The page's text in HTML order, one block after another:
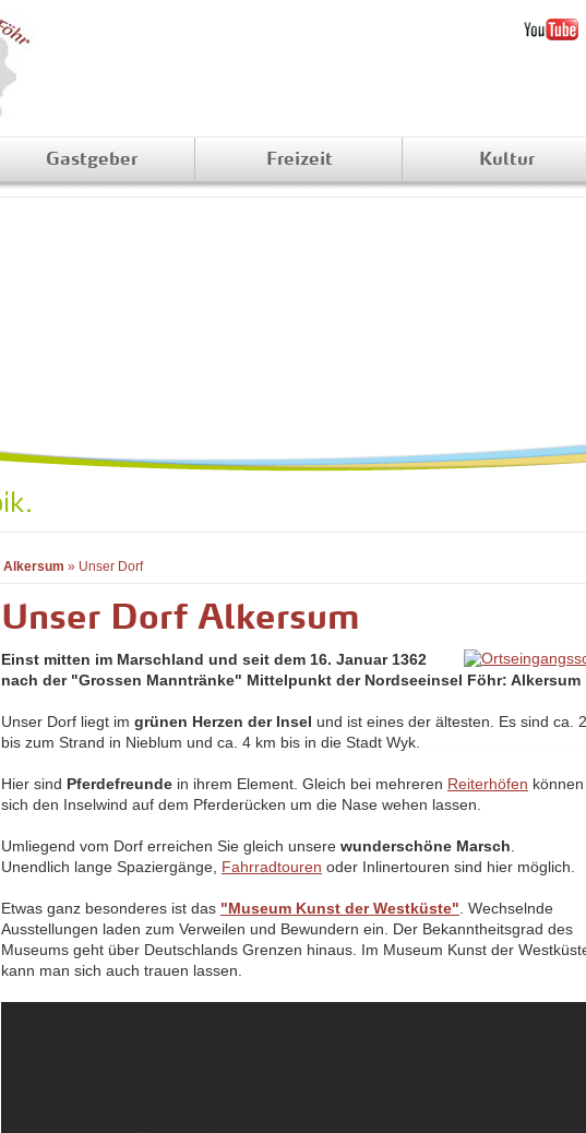
Gastgeber Freizeit Kultur
Alkersum » Unser Dorf
Unser Dorf Alkersum
Einst mitten im Marschland und seit dem 16. Januar 1362
nach der "Grossen Manntränke" Mittelpunkt der Nordseeinsel Föhr: Alkersum
Unser Dorf liegt im grünen Herzen der Insel und ist eines der ältesten. Es sind ca.
bis zum Strand in Nieblum und ca. 4 km bis in die Stadt Wyk.
Hier sind Pferdefreunde in ihrem Element. Gleich bei mehreren Reiterhöfen
sich den Inselwind auf dem Pferderücken um die Nase wehen lassen.
Umliegend vom Dorf erreichen Sie gleich unsere wunderschöne Marsch
Unendlich lange Spaziergänge, Fahrradtouren oder Inlinertouren sind hier möglich.
Etwas ganz besonderes ist das "Museum Kunst der Westküste" . Wechselnde
Ausstellungen laden zum Verweilen und Bewundern ein. Der Bekanntheitsgrad des
Museums geht über Deutschlands Grenzen hinaus. Im Museum Kunst der
kann man sich auch trauen lassen.